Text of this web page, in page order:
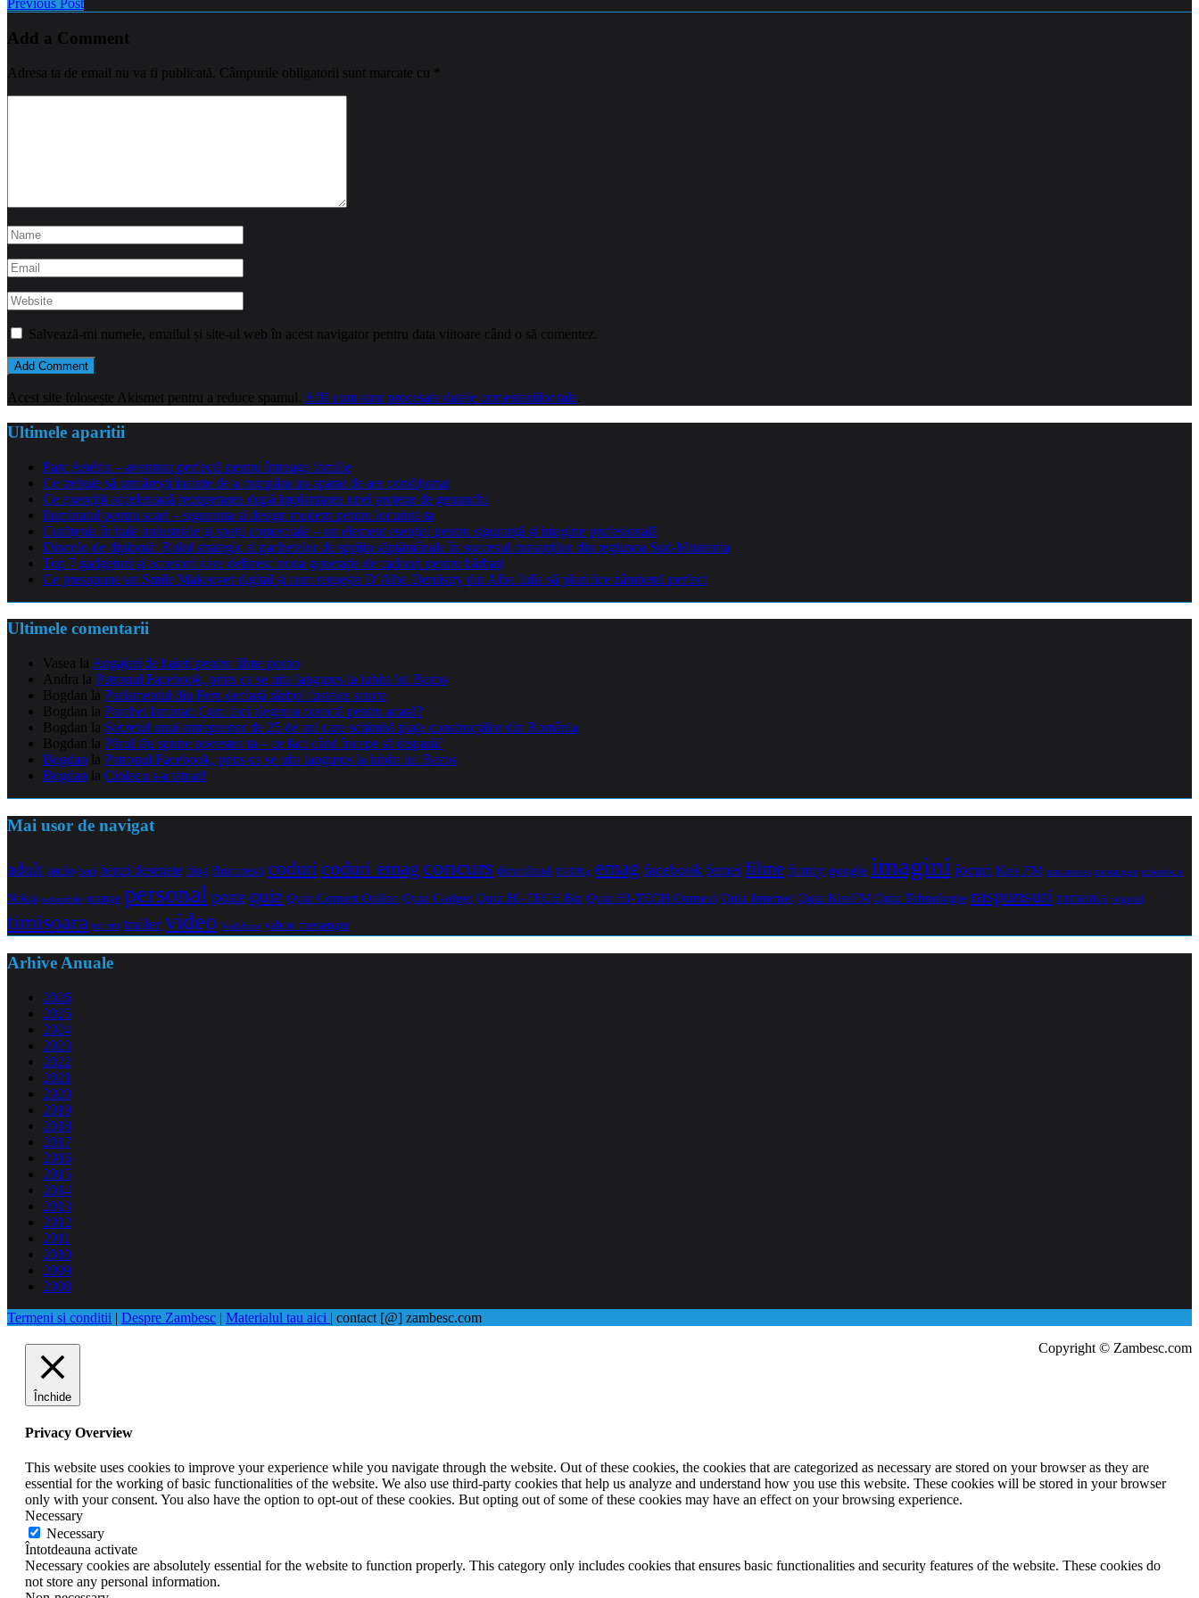
Add a Comment
Adresa ta de email nu va fi publicată. Câmpurile obligatorii sunt marcate cu
Salvează-mi numele, emailul și site-ul web în acest navigator pentru data viitoare când o să comentez.
Acest site folosește Akismet pentru a reduce spamul. Află cum sunt procesate datele comentariilor tale
Ultimele aparitii
Parc Astérix – aventura perfectă pentru întreaga familie
Ce trebuie să urmărești înainte de a cumpăra un aparat de aer condiționat
Ce exerciții accelerează recuperarea după implantarea unei proteze de genunchi
Iluminatul pentru scari – siguranta si design modern pentru locuinta ta
Curățenia în hale industriale și spații comerciale – un element esențial pentru siguranță și imagine profesională
Dincolo de diplomă: Rolul strategic al pachetelor de sprijin săptămânale în succesul cursanților din regiunea Sud-Muntenia
Top 7 gadgeturi și accesorii care definesc noua generație de cadouri pentru bărbați
Ce presupune un Smile Makeover digital și cum reușește D’Alba Dentistry din Alba Iulia să planifice zâmbetul perfect
Ultimele comentarii
Vasea la Angajari de baieti pentru filme porno
Andra la Patronul Facebook, prins ca se uita languros la iubita lui Bezos
Bogdan la Parlamentul din Peru declară război fustelor scurte
Bogdan la Parchet laminat: Cum faci alegerea corectă pentru acasă?
Bogdan la Secretul unui antreprenor de 25 de ani care schimbă piața construcțiilor din România
Bogdan la Părul tău spune povestea ta – ce faci când începe să dispară?
Bogdan la Patronul Facebook, prins ca se uita languros la iubita lui Bezos
Bogdan la Ciolacu s-a tatuat!
Mai usor de navigat
adult audio bani benzi desenate blog Bucuresti coduricoduri emag concurs download DVDRip emag facebook femei filme funny google imagini jocuri Kiss FM maramures messenger noiembrie
Nokia octombrie orange personal pozequiz Quiz Comert Online Quiz Gadget Quiz HI-TECH Biz Quiz HI-TECH Oameni Quiz Internet Quiz KissFM Quiz Tehnologie raspunsuri romania sugestii
timisoara torrent trailer video Vodafone yahoo messenger
Arhive Anuale
2026
2025
2024
2023
2022
2021
2020
2019
2018
2017
2016
2015
2014
2013
2012
2011
2010
2009
2008
Termeni si conditii | Despre Zambesc | Materialul tau aici | contact [@] zambesc.com
Copyright © Zambesc.com
Închide
Privacy Overview
This website uses cookies to improve your experience while you navigate through the website. Out of these cookies, the cookies that are categorized as necessary are stored on your browser as they are
essential for the working of basic functionalities of the website. We also use third-party cookies that help us analyze and understand how you use this website. These cookies will be stored in your browser
only with your consent. You also have the option to opt-out of these cookies. But opting out of some of these cookies may have an effect on your browsing experience.
Necessary
Necessary
Întotdeauna activate
Necessary cookies are absolutely essential for the website to function properly. This category only includes cookies that ensures basic functionalities and security features of the website. These cookies do
not store any personal information.